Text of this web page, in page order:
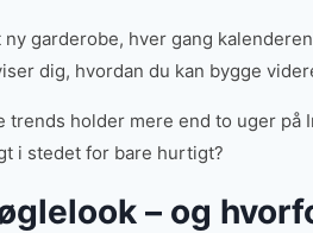
garderobe, hver gang
dig, hvordan du kan bygge
trends holder mere end to uger
i stedet for bare hurtigt?
– og